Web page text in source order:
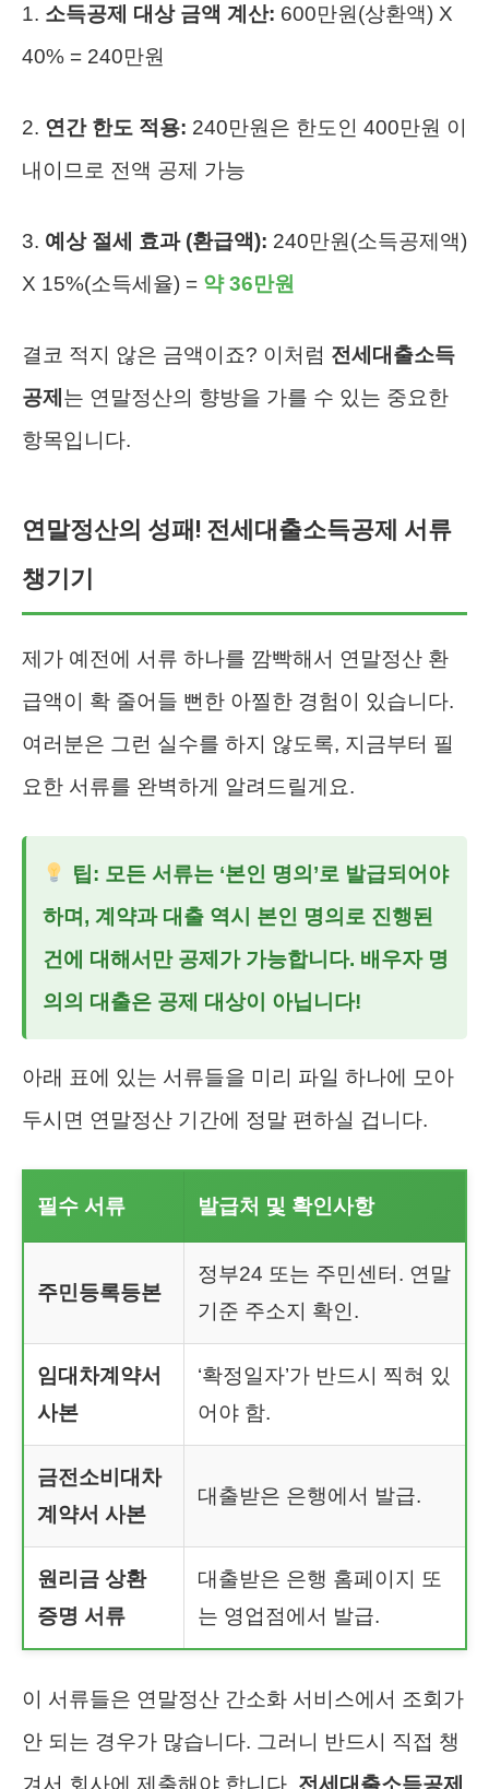
1. 소득공제 대상 금액 계산: 600만원(상환액) X
40% = 240만원
2. 연간 한도 적용: 240만원은 한도인 400만원 이
내이므로 전액 공제 가능
3. 예상 절세 효과 (환급액): 240만원(소득공제액)
X 15%(소득세율) = 약 36만원
결코 적지 않은 금액이죠? 이처럼 전세대출소득
공제 는 연말정산의 향방을 가를 수 있는 중요한
항목입니다.
연말정산의 성패! 전세대출소득공제 서류
챙기기
제가 예전에 서류 하나를 깜빡해서 연말정산 환
급액이 확 줄어들 뻔한 아찔한 경험이 있습니다.
여러분은 그런 실수를 하지 않도록, 지금부터 필
요한 서류를 완벽하게 알려드릴게요.
팁: 모든 서류는 ‘본인 명의’로 발급되어야
하며, 계약과 대출 역시 본인 명의로 진행된
건에 대해서만 공제가 가능합니다. 배우자 명
의의 대출은 공제 대상이 아닙니다!
아래 표에 있는 서류들을 미리 파일 하나에 모아
두시면 연말정산 기간에 정말 편하실 겁니다.
필수 서류 발급처 및 확인사항
주민등록등본
정부24 또는 주민센터. 연말
기준 주소지 확인.
임대차계약서
사본
‘확정일자’가 반드시 찍혀 있
어야 함.
금전소비대차
계약서 사본
대출받은 은행에서 발급.
원리금 상환
증명 서류
대출받은 은행 홈페이지 또
는 영업점에서 발급.
이 서류들은 연말정산 간소화 서비스에서 조회가
안 되는 경우가 많습니다. 그러니 반드시 직접 챙
겨서 회사에 제출해야 합니다. 전세대출소득공제